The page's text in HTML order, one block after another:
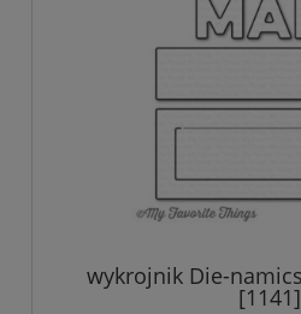
wykrojnik Die-
[1141]